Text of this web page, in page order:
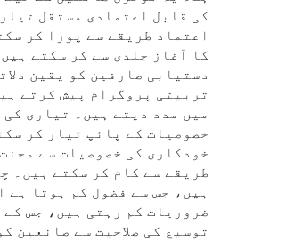
کی قابل اعتمادی مستقل
اعتماد طریقے سے پورا کر
کا آغاز جلدی سے کر سکتے
دستیابی صارفین کو یقین
تربیتی پروگرام پیش کرتے
میں مدد دیتے ہیں۔ تیاری
خصوصیات کے پائپ تیار کر
خودکاری کی خصوصیات سے
طریقے سے کام کر سکتے ہیں۔
ہیں، جس سے فضول کم ہوتا
ضروریات کم رہتی ہیں، جس
توسیع کی صلاحیت سے صانعین